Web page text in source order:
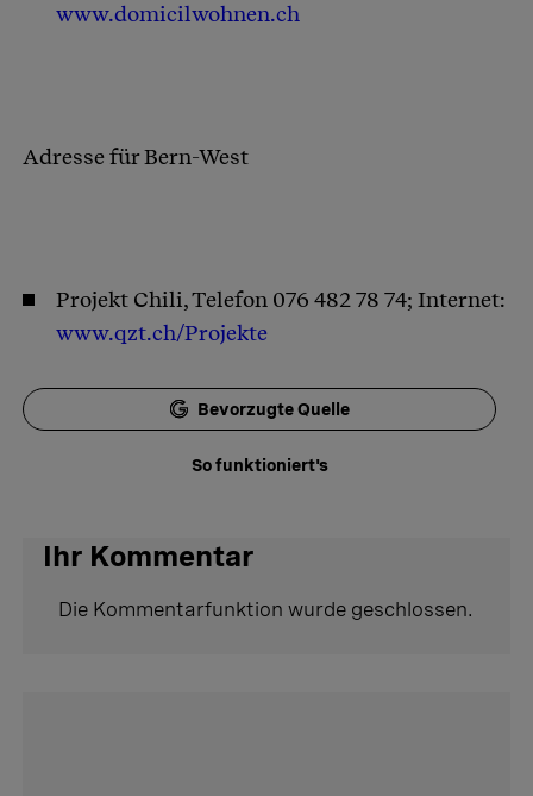
www.domicilwohnen.ch
Adresse für Bern-West
Projekt Chili, Telefon 076 482 78 74; Internet:
www.qzt.ch/Projekte
Bevorzugte Quelle
So funktioniert's
Ihr Kommentar
Die Kommentarfunktion wurde geschlossen.